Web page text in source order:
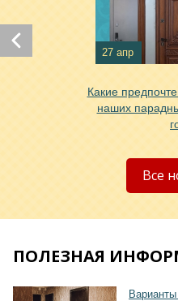
Хочу такую
27 апр
Какие
наших
Все
ПОЛЕЗНАЯ